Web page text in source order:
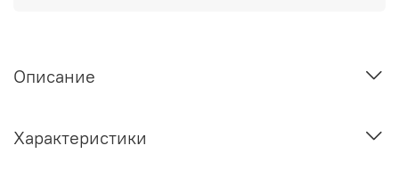
Описание
Характеристики